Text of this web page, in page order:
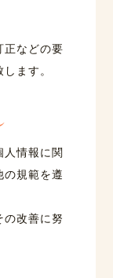
正などの要
ます。
人情報に関
の規範を遵
の改善に努